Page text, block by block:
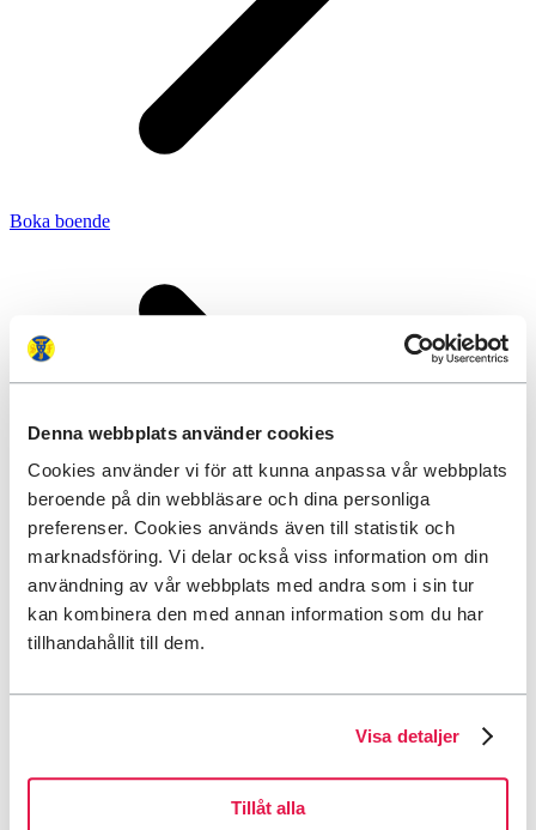
Denna webbplats använder cookies
Cookies använder vi för att kunna anpassa vår webbplats
beroende på din webbläsare och dina personliga
preferenser. Cookies används även till statistik och
marknadsföring. Vi delar också viss information om din
användning av vår webbplats med andra som i sin tur
kan kombinera den med annan information som du har
tillhandahållit till dem.
Visa detaljer
Tillåt alla
Boka boende